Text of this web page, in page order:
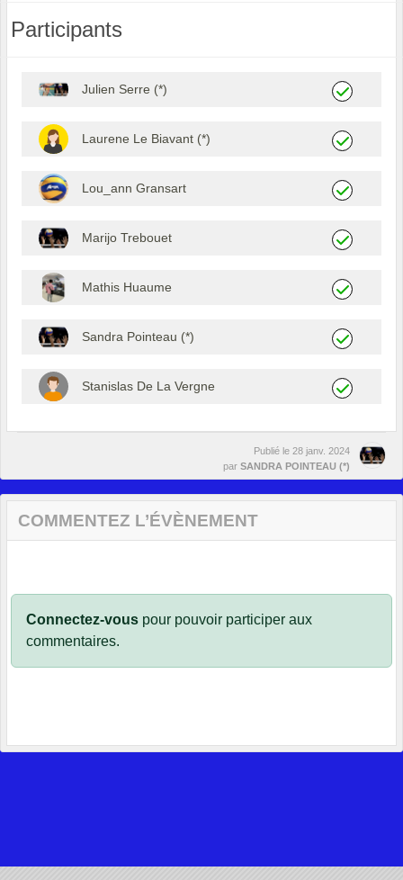
Participants
Julien Serre (*)
Laurene Le Biavant (*)
Lou_ann Gransart
Marijo Trebouet
Mathis Huaume
Sandra Pointeau (*)
Stanislas De La Vergne
Publié le 28 janv. 2024
par SANDRA POINTEAU (*)
COMMENTEZ L’ÉVÈNEMENT
Connectez-vous pour pouvoir participer aux
commentaires.